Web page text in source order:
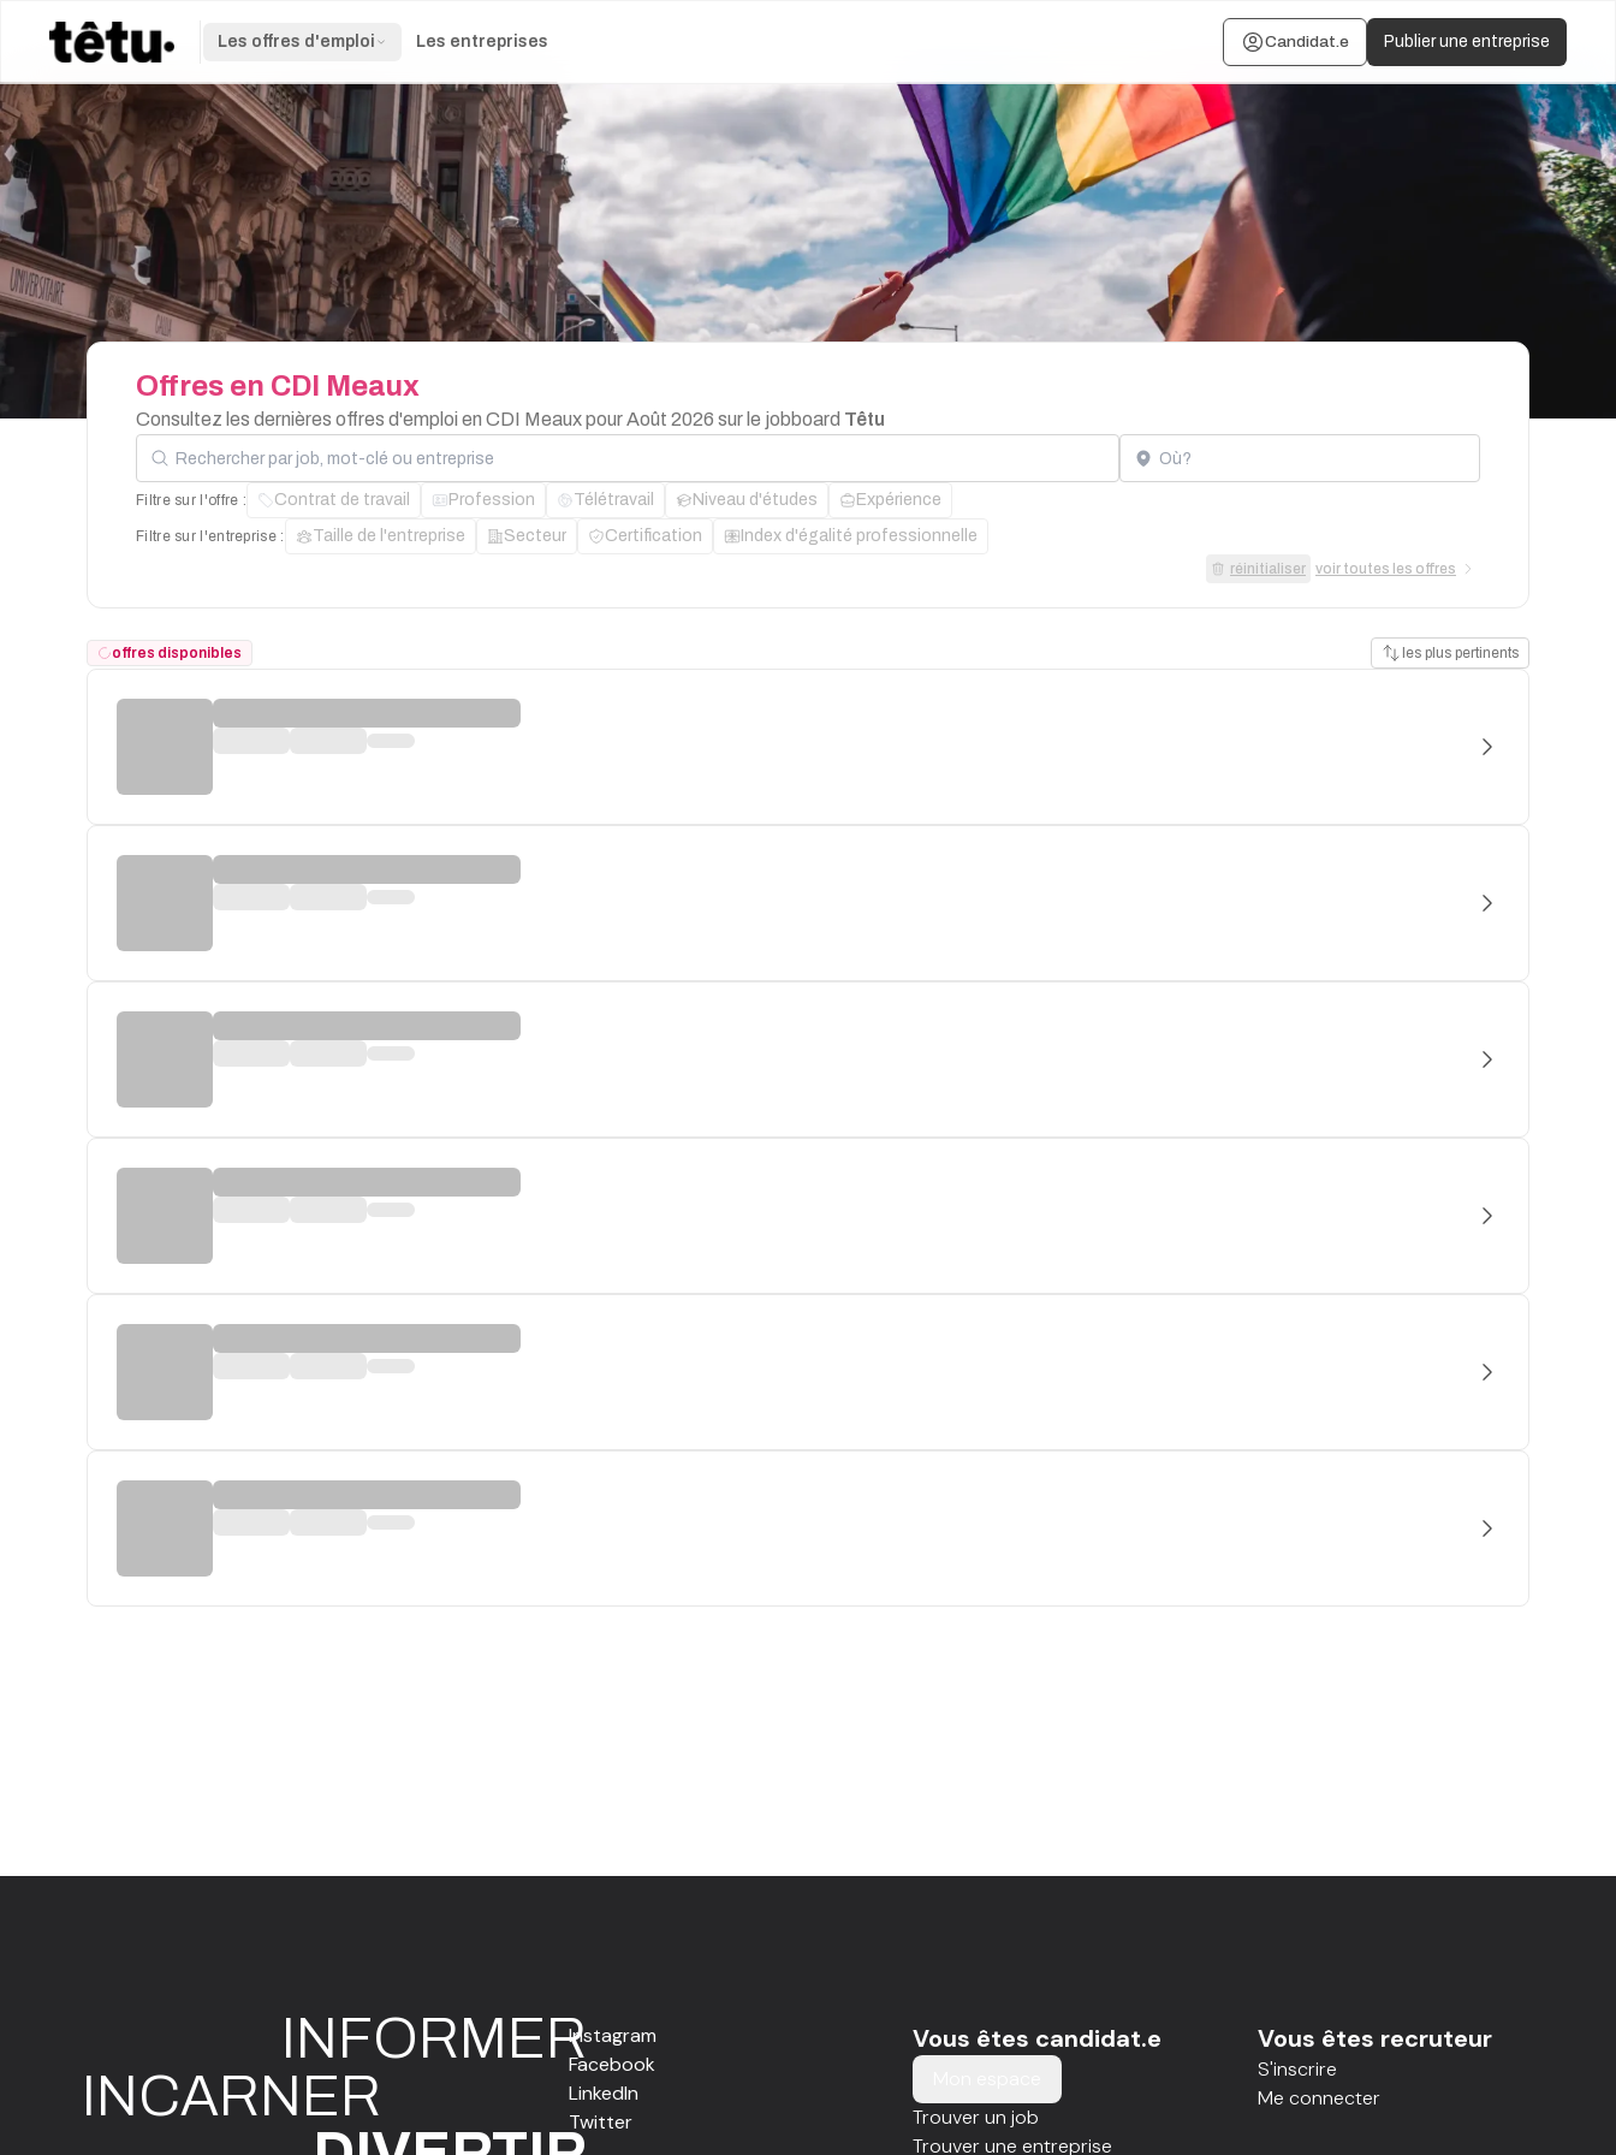
Les offres d'emploi Les entreprises Candidat.e Publier une entreprise
Offres en CDI Meaux
Consultez les dernières offres d'emploi en CDI Meaux pour Août 2026 sur le jobboard Têtu
Rechercher par job, mot-clé ou entreprise Localisation
Filtre sur l'offre : Contrat de travail Profession Télétravail Niveau d'études Expérience
Filtre sur l'entreprise : Taille de l'entreprise Secteur Certification Index d'égalité professionnelle
réinitialiser voir toutes les offres
offres disponibles les plus pertinents
INFORMER
INCARNER
Instagram
Facebook
LinkedIn
Twitter
Vous êtes candidat.e
Trouver un job
Trouver une entreprise
Vous êtes recruteur
S'inscrire
Me connecter